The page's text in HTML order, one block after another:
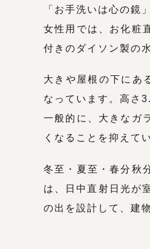
「お手洗いは心の鏡
女性用では、お化粧
付きのダイソン製の
大きや屋根の下にあ
なっています。高さ
一般的に、大きなガ
くなることを抑えて
冬至・夏至・春分秋
は、日中直射日光が
の出を設計して、建